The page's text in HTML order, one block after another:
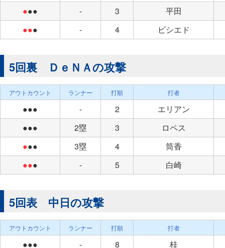
●●● - 3
平田
●●● - 4 ビシエド
5回裏 ＤｅＮＡの攻撃
アウトカウント ランナー 打順 打者
●●● - 2
エリアン
●●●
2塁 3
ロペス
●●● 3塁 4
筒香
●●● - 5 白崎
5回表 中日の攻撃
アウトカウント ランナー 打順 打者
●●● - 8 桂